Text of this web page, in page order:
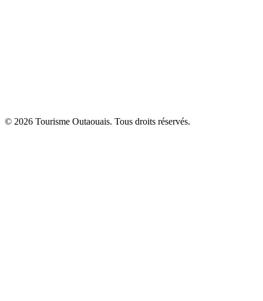
© 2026 Tourisme Outaouais. Tous droits réservés.